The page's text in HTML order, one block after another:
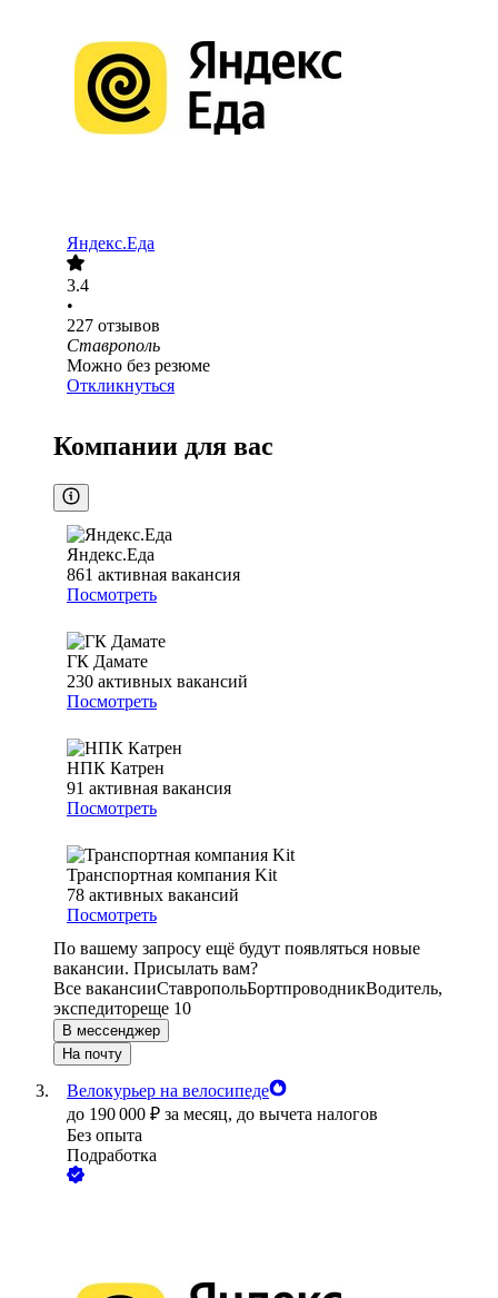
Яндекс.Еда
3.4
•
227 отзывов
Ставрополь
Можно без резюме
Откликнуться
Компании для вас
Яндекс.Еда
861 активная вакансия
Посмотреть
ГК Дамате
230 активных вакансий
Посмотреть
НПК Катрен
91 активная вакансия
Посмотреть
Транспортная компания Kit
78 активных вакансий
Посмотреть
По вашему запросу ещё будут появляться новые
вакансии. Присылать вам?
Все вакансииСтавропольБортпроводникВодитель,
экспедитореще 10
В мессенджер
На почту
Велокурьер на велосипеде
до 190 000 ₽ за месяц, до вычета налогов
Без опыта
Подработка